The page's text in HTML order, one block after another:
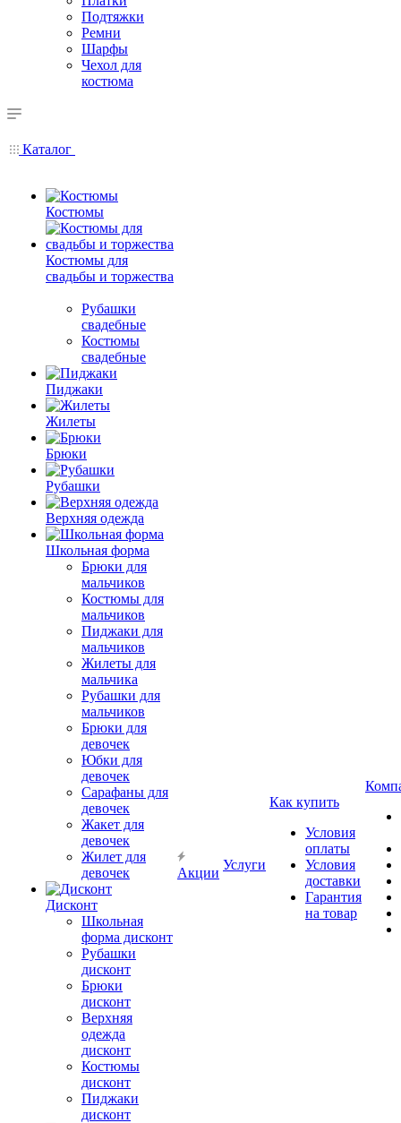
Подтяжки
Ремни
Шарфы
Чехол для
костюма
Каталог
Костюмы
Костюмы для
свадьбы и торжества
Рубашки
свадебные
Костюмы
свадебные
Пиджаки
Жилеты
Брюки
Рубашки
Верхняя одежда
Школьная форма
Брюки для
мальчиков
Костюмы для
мальчиков
Пиджаки для
мальчиков
Жилеты для
мальчика
Рубашки для
мальчиков
Брюки для
девочек
Юбки для
девочек
Сарафаны для
девочек
Жакет для
девочек
Жилет для
девочек
Дисконт
Школьная
форма дисконт
Рубашки
дисконт
Брюки
дисконт
Верхняя
одежда
дисконт
Костюмы
дисконт
Пиджаки
дисконт
Акции
Услуги
Как купить
Условия
оплаты
Условия
доставки
Гарантия
на товар